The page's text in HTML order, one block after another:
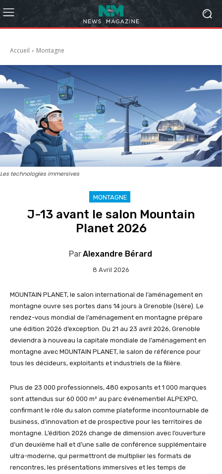
Accueil Montagne
Les technologies immersives
MONTAGNE
J-13 avant le salon Mountain
Planet 2026
ParAlexandre Bérard
8 Avril 2026
MOUNTAIN PLANET, le salon international de l’aménagement en
montagne ouvre ses portes dans 14 jours à Grenoble (Isère). Le
rendez-vous mondial de l’aménagement en montagne prépare
une édition 2026 d’exception. Du 21 au 23 avril 2026, Grenoble
deviendra à nouveau la capitale mondiale de l’aménagement en
montagne avec MOUNTAIN PLANET, le salon de référence pour
tous les décideurs, exploitants et industriels de la filière.
Plus de 23 000 professionnels, 480 exposants et 1 000 marques
sont attendus sur 60 000 m² au parc événementiel ALPEXPO,
confirmant le rôle du salon comme plateforme incontournable de
business, d’innovation et de prospective pour les territoires de
montagne. L’édition 2026 change de dimension avec l’ouverture
d’un deuxième hall et d’une salle de conférence supplémentaire
ultra-moderne, qui permettront de multiplier les formats de
rencontres, les présentations immersives et les temps de